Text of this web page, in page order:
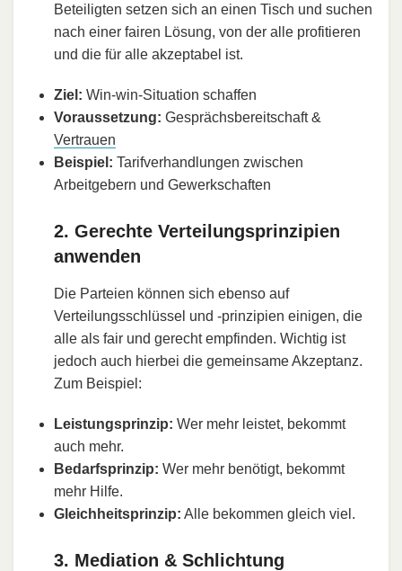
Beteiligten setzen sich an einen Tisch und suchen
nach einer fairen Lösung, von der alle profitieren
und die für alle akzeptabel ist.
Ziel: Win-win-Situation schaffen
Voraussetzung: Gesprächsbereitschaft &
Vertrauen
Beispiel: Tarifverhandlungen zwischen
Arbeitgebern und Gewerkschaften
2. Gerechte Verteilungsprinzipien
anwenden
Die Parteien können sich ebenso auf
Verteilungsschlüssel und -prinzipien einigen, die
alle als fair und gerecht empfinden. Wichtig ist
jedoch auch hierbei die gemeinsame Akzeptanz.
Zum Beispiel:
Leistungsprinzip: Wer mehr leistet, bekommt
auch mehr.
Bedarfsprinzip: Wer mehr benötigt, bekommt
mehr Hilfe.
Gleichheitsprinzip: Alle bekommen gleich viel.
3. Mediation & Schlichtung